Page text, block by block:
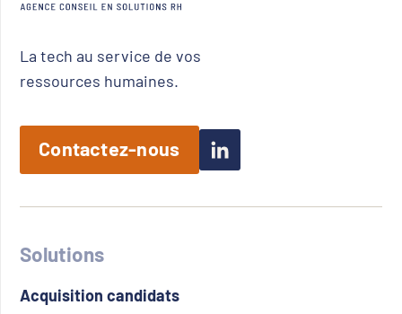
Solutions
Acquisition candidats
La tech au service de vos
ressources humaines.
Contactez-nous